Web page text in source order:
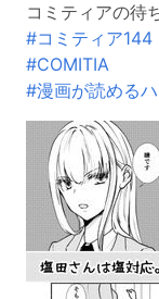
コミティアの待
#コミティア144
#COMITIA
#漫画が読める